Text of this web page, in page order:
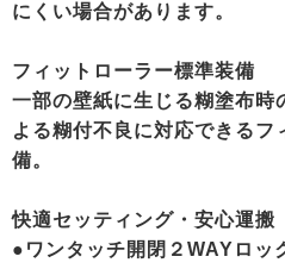
にくい場合があります。
フィットローラー標準装備
一部の壁紙に生じる糊塗布時
よる糊付不良に対応できるフ
備。
快適セッティング・安心運搬
●ワンタッチ開閉２WAYロッ